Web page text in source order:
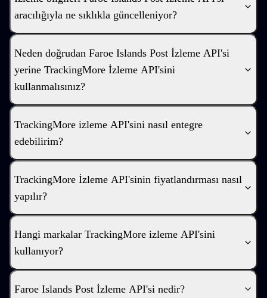
aracılığıyla ne sıklıkla güncelleniyor?
Neden doğrudan Faroe Islands Post İzleme API'si
yerine TrackingMore İzleme API'sini
kullanmalısınız?
TrackingMore izleme API'sini nasıl entegre
edebilirim?
TrackingMore İzleme API'sinin fiyatlandırması nasıl
yapılır?
Hangi markalar TrackingMore izleme API'sini
kullanıyor?
Faroe Islands Post İzleme API'si nedir?